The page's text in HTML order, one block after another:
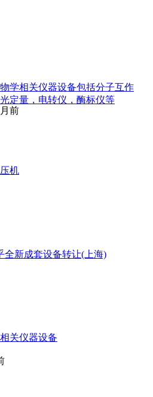
学相关仪器设备包括分子互作
定量，电转仪，酶标仪等
前
机
全新成套设备转让(上海)
关仪器设备